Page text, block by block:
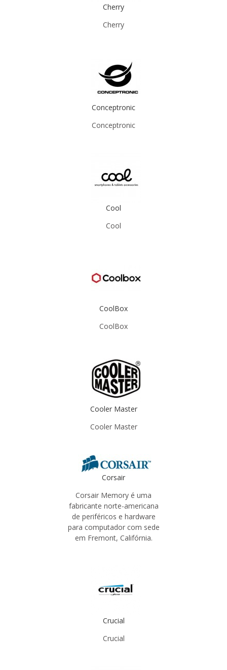
Cherry
Cherry
Conceptronic
Conceptronic
Cool
Cool
CoolBox
CoolBox
Cooler Master
Cooler Master
Corsair
Corsair Memory é uma
fabricante norte-americana
de periféricos e hardware
para computador com sede
em Fremont, Califórnia.
Crucial
Crucial